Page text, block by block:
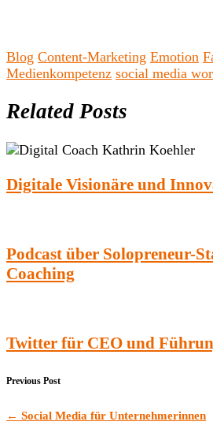
Blog Content-Marketing Emotion
Medienkompetenz social media
Related Posts
Digitale Visionäre und
Podcast über Solopreneur-
Coaching
Twitter für CEO und
Previous Post
← Social Media für Unternehmerinnen